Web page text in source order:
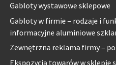
Gabloty wystawowe sklepowe
Gabloty w firmie – rodzaje i
informacyjne aluminiowe
Zewnętrzna reklama firmy –
Ekspozycja towarów w sklepie